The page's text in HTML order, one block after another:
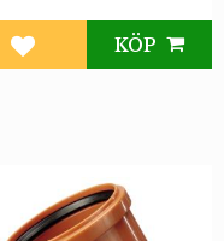
Lägg till i favoriter
KÖP